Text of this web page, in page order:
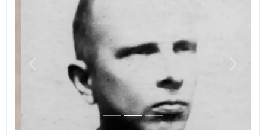
Previous